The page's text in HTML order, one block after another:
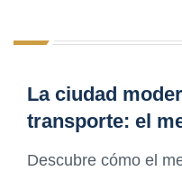
La ciudad
transporte: el
Descubre cómo el